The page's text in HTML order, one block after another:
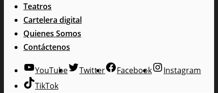
Teatros
Cartelera digital
Quienes Somos
Contáctenos
YouTube Twitter Facebook
Instagram
TikTok